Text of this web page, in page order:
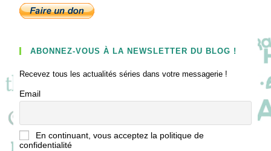
ABONNEZ-VOUS À LA NEWSLETTER DU BLOG !
Recevez tous les actualités séries dans votre messagerie !
Email
En continuant, vous acceptez la politique de
confidentialité